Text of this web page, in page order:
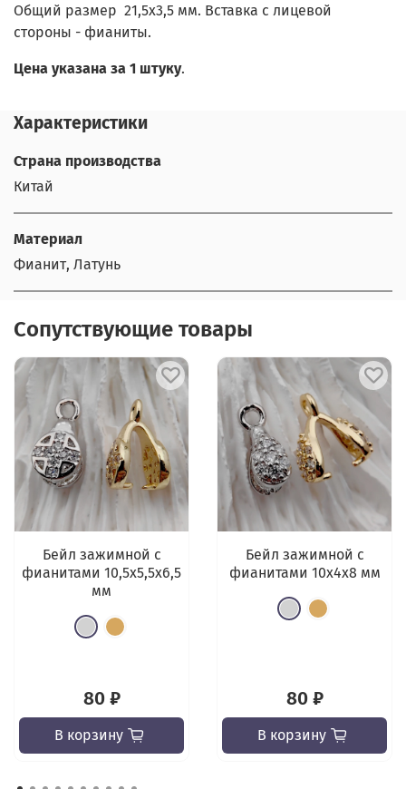
Общий размер 21,5х3,5 мм. Вставка с лицевой
стороны - фианиты.
Цена указана за 1 штуку.
Характеристики
Страна производства
Китай
Материал
Фианит, Латунь
Сопутствующие товары
Бейл зажимной с
фианитами 10,5x5,5x6,5
мм
80 ₽
В корзину
Бейл зажимной с
фианитами 10x4x8 мм
80 ₽
В корзину